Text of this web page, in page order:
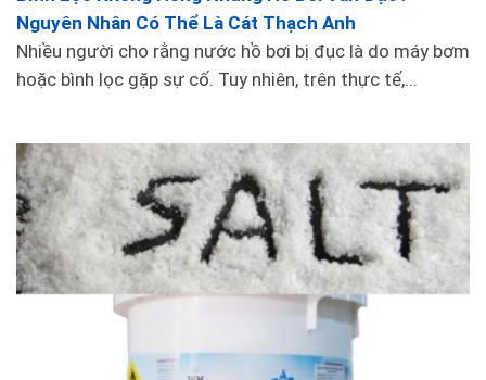
bã từ bề mặt và các cạnh của hồ bơi.
Thiết kế với lông chải cứng và đầu chải cứng cáp
giúp bạn dễ dàng làm sạch các vết bẩn mà không
thể kiểm soát và vận hành dụng cụ một cách dễ
dàng và hiệu quả.
Chức năng: Loại bỏ các vết bẩn và cặn bã cứng
đầu mà không gây tổn thương cho bề mặt của hồ
bơi.
Bộ Dụng Cụ Test Độ pH Emaux Cho Hồ Bơi:
Nguyên Nhân Có Thể Là Cát Thạch Anh
Nhiều người cho rằng nước hồ bơi bị đục là do máy bơm
hoặc bình lọc gặp sự cố. Tuy nhiên, trên thực tế,...